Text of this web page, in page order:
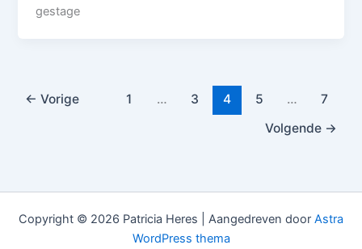
gestage
← Vorige 1 … 3 4 5 …
7
Volgende →
Copyright © 2026 Patricia Heres | Aangedreven door Astra
WordPress thema